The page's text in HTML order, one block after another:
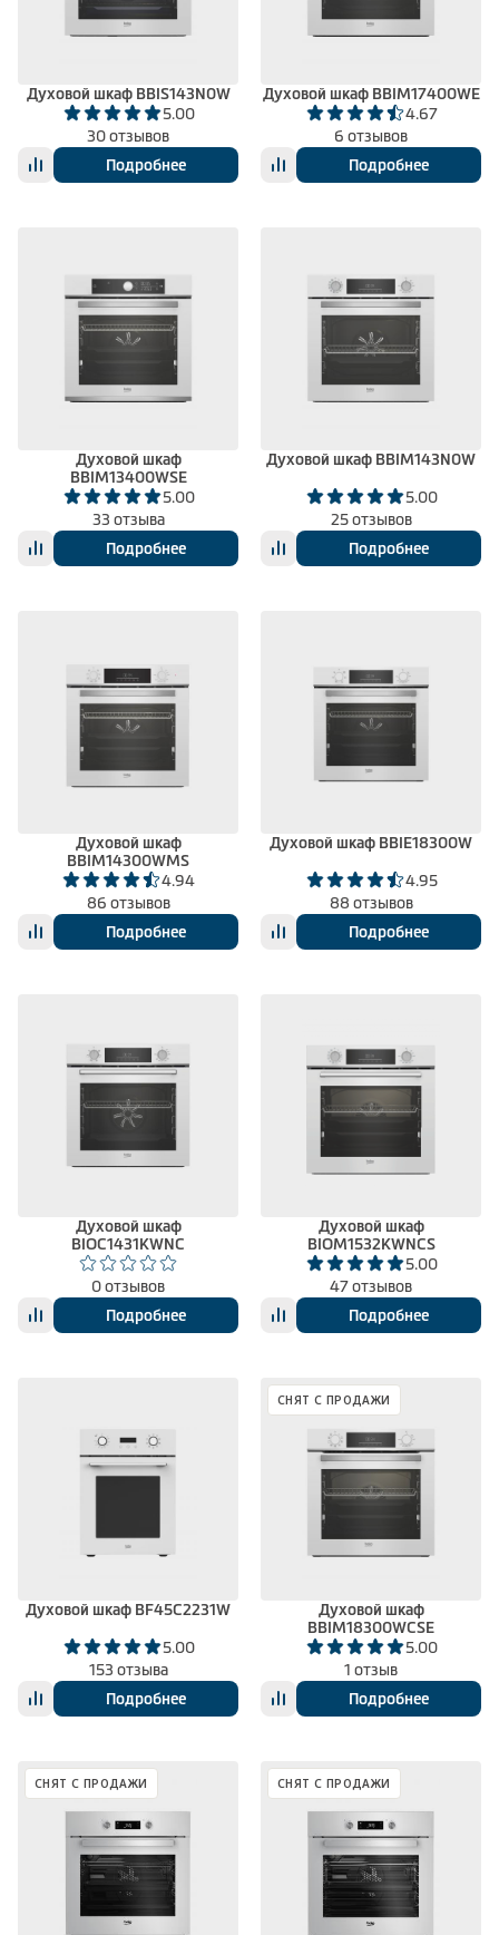
Климатическая техника
Сравнить
Духовой шкаф BBIS143N0W
5.00
30 отзывов
Подробнее
Духовой шкаф BBIM17400WE
4.67
6 отзывов
Подробнее
Духовой шкаф
BBIM13400WSE
5.00
33 отзыва
Подробнее
Духовой шкаф BBIM143N0W
5.00
25 отзывов
Подробнее
Духовой шкаф
BBIM14300WMS
4.94
86 отзывов
Подробнее
Духовой шкаф BBIE18300W
4.95
88 отзывов
Подробнее
Духовой шкаф
BIOC1431KWNC
0 отзывов
Подробнее
Духовой шкаф
BIOM1532KWNCS
5.00
47 отзывов
Подробнее
Духовой шкаф BF45C2231W
5.00
153 отзыва
Подробнее
СНЯТ С ПРОДАЖИ
Духовой шкаф
BBIM18300WCSE
5.00
1 отзыв
Подробнее
СНЯТ С ПРОДАЖИ СНЯТ С ПРОДАЖИ